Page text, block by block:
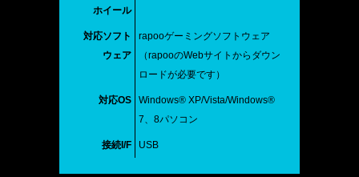
ホイール
対応ソフト
ウェア
rapooゲーミングソフトウェア
（rapooのWebサイトからダウン
ロードが必要です）
対応OS
Windows® XP/Vista/Windows®
7、8パソコン
接続I/F USB